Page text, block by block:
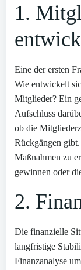
1.
Eine der ersten
Wie entwickelt
Mitglieder? Ein
Aufschluss
ob die
Rückgängen
Maßnahmen zu
gewinnen oder
2.
Die finanzielle
langfristige
Finanzanalyse